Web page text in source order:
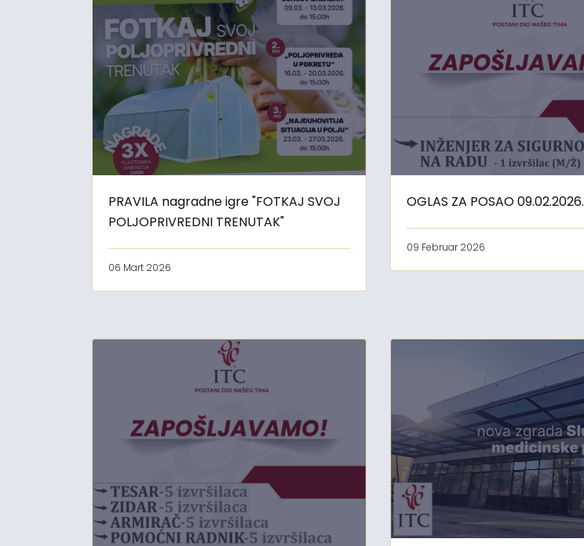
PRAVILA nagradne igre "FOTKAJ SVOJ
POLJOPRIVREDNI TRENUTAK"
06 Mart 2026
OGLAS ZA POSAO 09.02.2026.
09 Februar 2026